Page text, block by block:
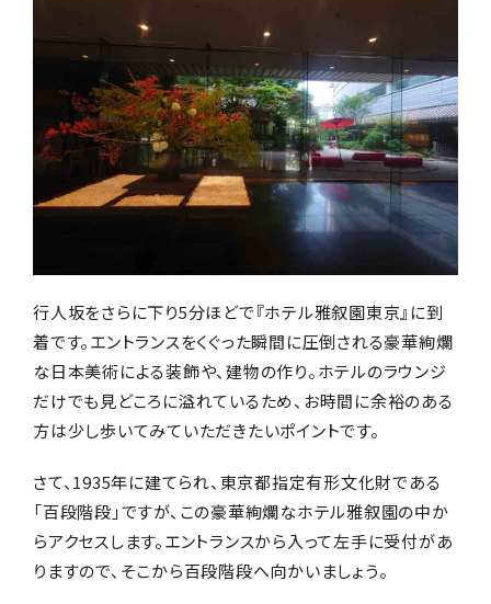
行人坂をさらに下り5分ほどで『ホテル雅叙園東京』に到
着です。エントランスをくぐった瞬間に圧倒される豪華絢爛
な日本美術による装飾や、建物の作り。ホテルのラウンジ
だけでも見どころに溢れているため、お時間に余裕のある
方は少し歩いてみていただきたいポイントです。
さて、1935年に建てられ、東京都指定有形文化財である
「百段階段」ですが、この豪華絢爛なホテル雅叙園の中か
らアクセスします。エントランスから入って左手に受付があ
りますので、そこから百段階段へ向かいましょう。